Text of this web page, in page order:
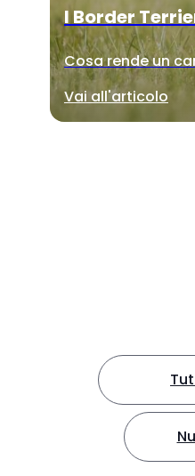
I Border
Cosa rende un
Vai all'articolo